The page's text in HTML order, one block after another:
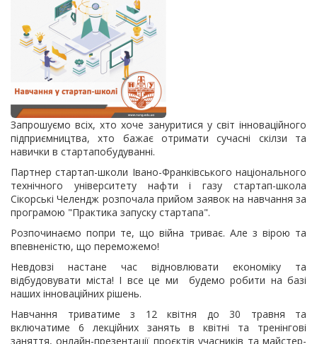
Запрошуємо всіх, хто хоче зануритися у світ інноваційного
підприємництва, хто бажає отримати сучасні скілзи та
навички в стартапобудуванні.
Партнер стартап-школи Івано-Франківського національного
технічного університету нафти і газу стартап-школа
Сікорські Челендж розпочала прийом заявок на навчання за
програмою "Практика запуску стартапа".
Розпочинаємо попри те, що війна триває. Але з вірою та
впевненістю, що переможемо!
Невдовзі настане час відновлювати економіку та
відбудовувати міста! І все це ми будемо робити на базі
наших інноваційних рішень.
Навчання триватиме з 12 квітня до 30 травня та
включатиме 6 лекційних занять в квітні та тренінгові
заняття, онлайн-презентації проєктів учасників та майстер-